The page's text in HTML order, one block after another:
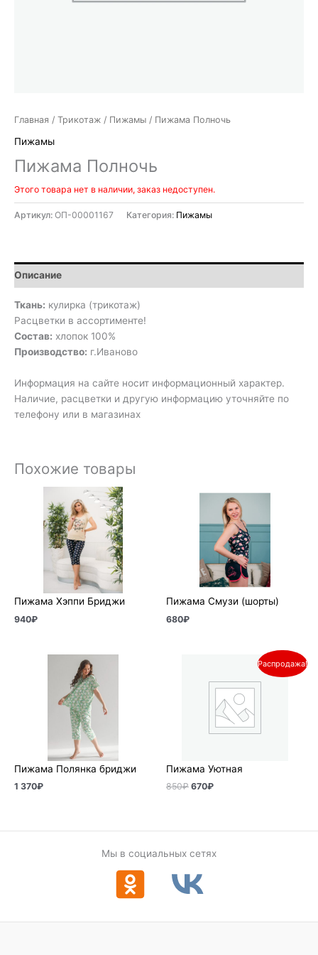
Главная / Трикотаж / Пижамы / Пижама Полночь
Пижамы
Пижама Полночь
Этого товара нет в наличии, заказ недоступен.
Артикул: ОП-00001167 Категория: Пижамы
Описание
Ткань: кулирка (трикотаж)
Расцветки в ассортименте!
Состав: хлопок 100%
Производство: г.Иваново
Информация на сайте носит информационный характер.
Наличие, расцветки и другую информацию уточняйте по
телефону или в магазинах
Похожие товары
Пижама Хэппи Бриджи
940₽
Пижама Смузи (шорты)
680₽
Пижама Полянка бриджи
1 370₽
Распродажа!
Пижама Уютная
850₽
Первоначальная
составляла
670₽
670₽.
Мы в социальных сетях